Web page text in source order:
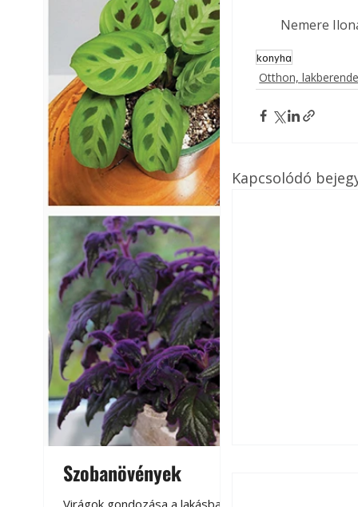
Szobanövények
Nemere
konyha
Otthon,
Kapcsolódó